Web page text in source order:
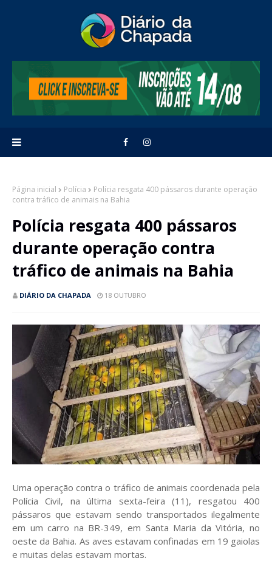
Página inicial Polícia
Polícia resgata 400 pássaros durante operação
contra tráfico de animais na Bahia
Polícia resgata 400 pássaros
durante operação contra
tráfico de animais na Bahia
DIÁRIO DA CHAPADA 18 OUTUBRO
Uma operação contra o tráfico de animais coordenada pela
Polícia Civil, na última sexta-feira (11), resgatou 400
pássaros que estavam sendo transportados ilegalmente
em um carro na BR-349, em Santa Maria da Vitória, no
oeste da Bahia. As aves estavam confinadas em 19 gaiolas
e muitas delas estavam mortas.